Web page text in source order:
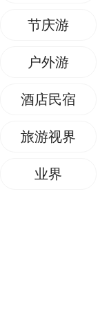
节庆游
户外游
酒店民宿
旅游视界
业界